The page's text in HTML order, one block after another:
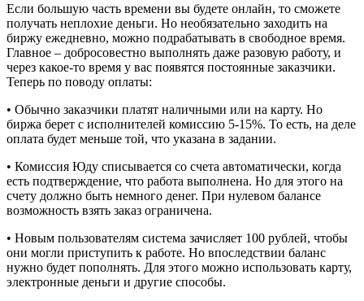
Если большую часть времени вы будете онлайн, то сможете
получать неплохие деньги. Но необязательно заходить на
биржу ежедневно, можно подрабатывать в свободное время.
Главное – добросовестно выполнять даже разовую работу, и
через какое-то время у вас появятся постоянные заказчики.
Теперь по поводу оплаты:
• Обычно заказчики платят наличными или на карту. Но
биржа берет с исполнителей комиссию 5-15%. То есть, на деле
оплата будет меньше той, что указана в задании.
• Комиссия Юду списывается со счета автоматически, когда
есть подтверждение, что работа выполнена. Но для этого на
счету должно быть немного денег. При нулевом балансе
возможность взять заказ ограничена.
• Новым пользователям система зачисляет 100 рублей, чтобы
они могли приступить к работе. Но впоследствии баланс
нужно будет пополнять. Для этого можно использовать карту,
электронные деньги и другие способы.